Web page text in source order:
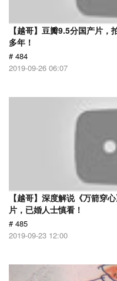
【越哥】豆瓣9.5分国产片
多年！
# 484
2019-09-26 06:07
【越哥】深度解说《万箭穿
片，已婚人士慎看！
# 485
2019-09-23 12:00